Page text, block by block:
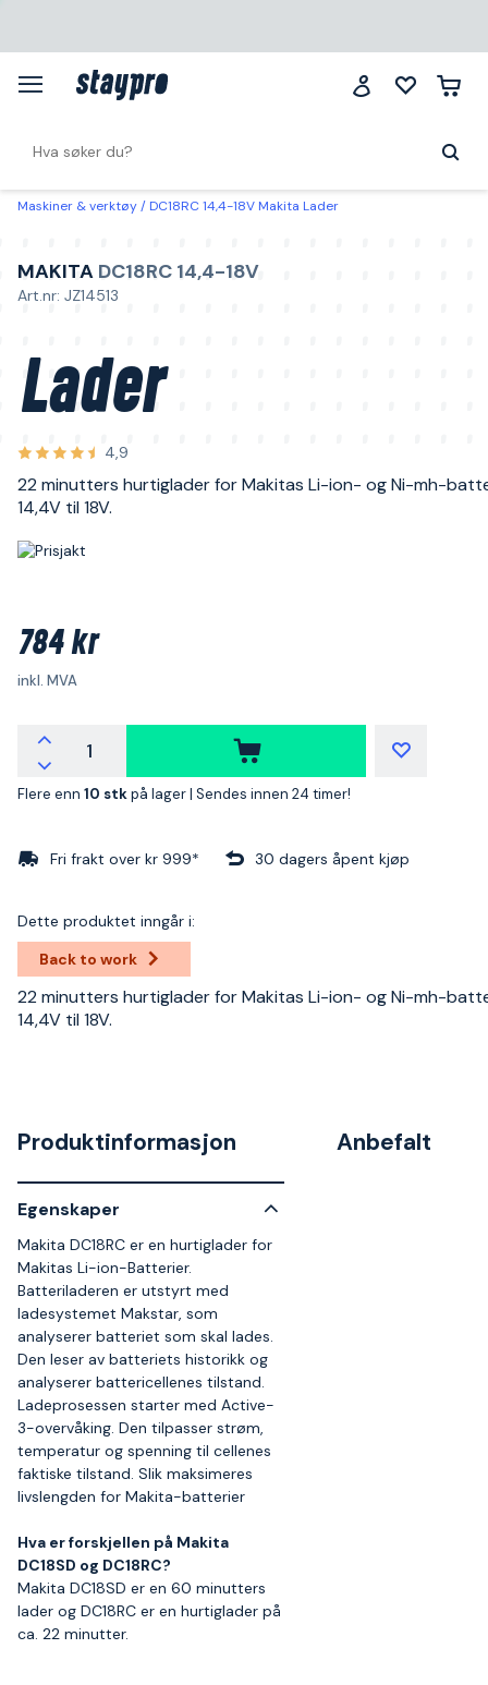
Maskiner & verktøy DC18RC 14,4-18V Makita Lader
MAKITA DC18RC 14,4-18V
Art.nr: JZ14513
Lader
4,9
22 minutters hurtiglader for Makitas Li-ion- og Ni-mh-
14,4V til 18V.
784 kr
inkl. MVA
Flere enn 10 stkpå lager | Sendes innen 24 timer!
Fri frakt over kr 999* 30 dagers åpent kjøp
Dette produktet inngår i:
Back to work
22 minutters hurtiglader for Makitas Li-ion- og Ni-mh-
14,4V til 18V.
Produktinformasjon
Egenskaper
Makita DC18RC er en hurtiglader for
Makitas Li-ion-Batterier.
Batteriladeren er utstyrt med
ladesystemet Makstar, som
analyserer batteriet som skal lades.
Den leser av batteriets historikk og
analyserer battericellenes tilstand.
Ladeprosessen starter med Active-
3-overvåking. Den tilpasser strøm,
temperatur og spenning til cellenes
faktiske tilstand. Slik maksimeres
livslengden for Makita-batterier
Hva er forskjellen på Makita
DC18SD og DC18RC?
Makita DC18SD er en 60 minutters
lader og DC18RC er en hurtiglader på
ca. 22 minutter.
Anbefalt